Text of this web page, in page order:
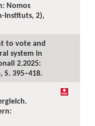
Nomos
Instituts, 2),
to vote and
system in
2.2025:
395–418.